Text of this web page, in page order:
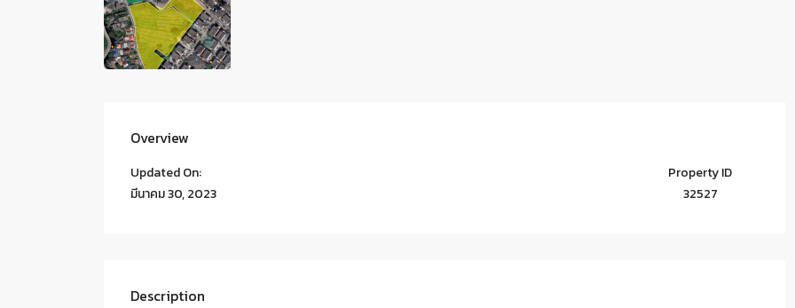
Overview
Updated On:
มีนาคม 30, 2023
Property ID
32527
Description